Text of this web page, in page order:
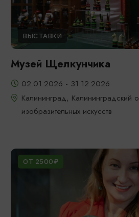
ВЫСТАВКИ
Музей Щелкунчика
02.01.2026 - 31.12.2026
Калининград, Калининградский
изобразительных искусств
ОТ 2500₽